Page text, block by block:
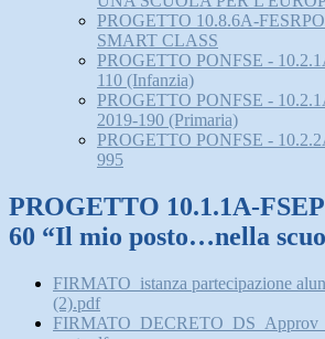
PROGETTO 10.8.6A-
SMART CLASS
PROGETTO PONFSE -
110 (Infanzia)
PROGETTO PONFSE -
2019-190 (Primaria)
PROGETTO PONFSE -
995
PROGETTO 10.1.1A-
60 “Il mio posto…nella
FIRMATO_istanza partecipazione
(2).pdf